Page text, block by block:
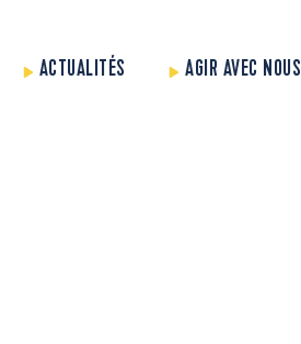
ACTUALITÉS AGIR AVEC NOUS